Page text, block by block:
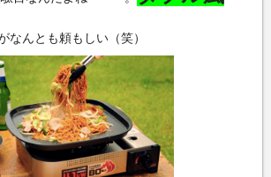
なんとも頼もしい（笑）